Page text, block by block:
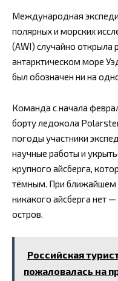
Международная
полярных и морских
(AWI) случайно открыла
антарктическом море
был обозначен ни на
Команда с начала
борту ледокола
погоды участники
научные работы и
крупного айсберга,
тёмным. При ближайшем
никакого айсберга нет
остров.
Российская
пожаловалась на